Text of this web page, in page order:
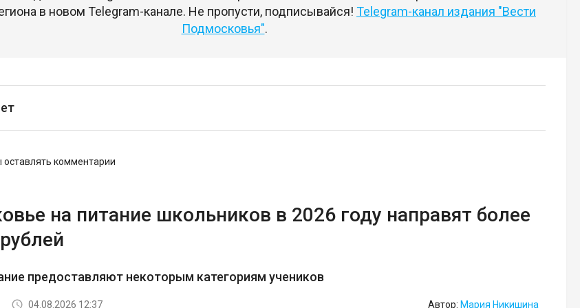
в новом Telegram-канале. Не пропусти, подписывайся! Telegram-канал издания "Вести
Подмосковья".
оставлять комментарии
на питание школьников в 2026 году направят более
предоставляют некоторым категориям учеников
04.08.2026 12:37 Автор: Мария Никишина